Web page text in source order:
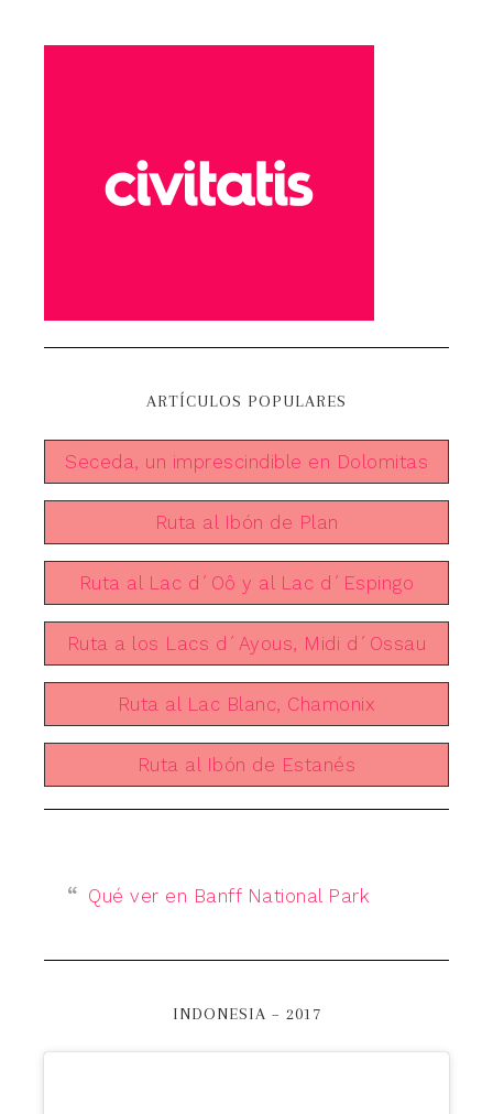
ARTÍCULOS POPULARES
Seceda, un imprescindible en Dolomitas
Ruta al Ibón de Plan
Ruta al Lac d´Oô y al Lac d´Espingo
Ruta a los Lacs d´Ayous, Midi d´Ossau
Ruta al Lac Blanc, Chamonix
Ruta al Ibón de Estanés
Qué ver en Banff National Park
INDONESIA – 2017